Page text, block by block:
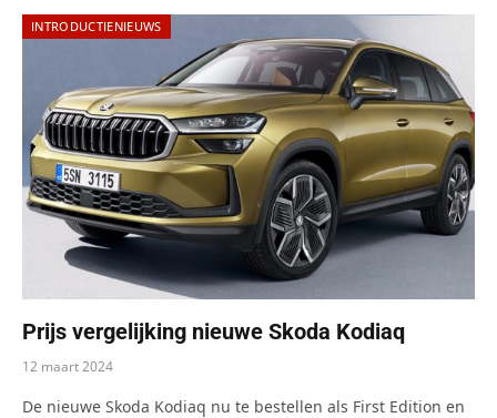
INTRODUCTIENIEUWS
Prijs vergelijking nieuwe Skoda Kodiaq
12 maart 2024
De nieuwe Skoda Kodiaq nu te bestellen als First Edition en